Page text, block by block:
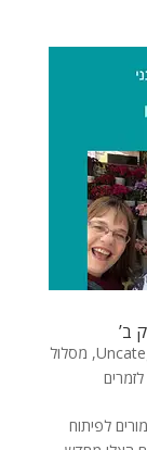
ב’
, מסלול
לפיתוח